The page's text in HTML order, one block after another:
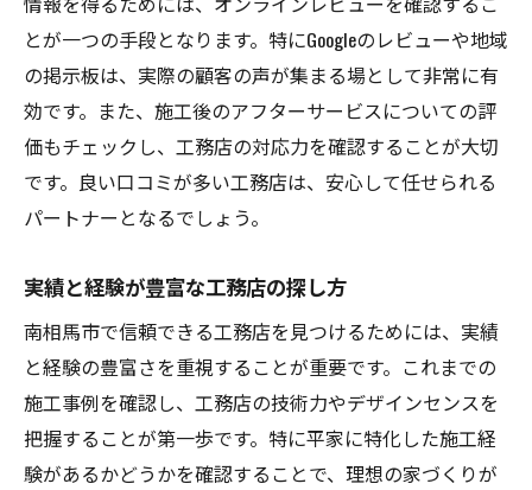
とが一つの手段となります。特にGoogleのレビューや地域
の掲示板は、実際の顧客の声が集まる場として非常に有
効です。また、施工後のアフターサービスについての評
価もチェックし、工務店の対応力を確認することが大切
です。良い口コミが多い工務店は、安心して任せられる
パートナーとなるでしょう。
実績と経験が豊富な工務店の探し方
南相馬市で信頼できる工務店を見つけるためには、実績
と経験の豊富さを重視することが重要です。これまでの
施工事例を確認し、工務店の技術力やデザインセンスを
把握することが第一歩です。特に平家に特化した施工経
験があるかどうかを確認することで、理想の家づくりが